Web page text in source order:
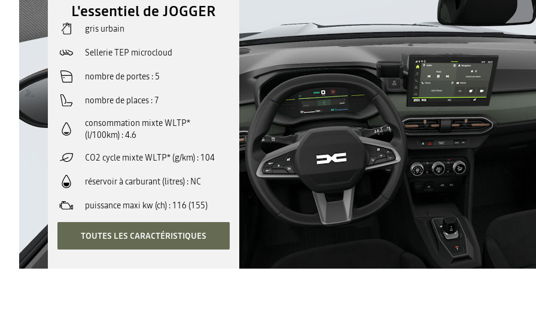
L'essentiel de JOGGER
gris urbain
Sellerie TEP microcloud
nombre de portes 5
nombre de places 7
consommation mixte WLTP*
(l/100km) 4.6
CO2 cycle mixte WLTP* (g/km) 104
réservoir à carburant (litres) NC
puissance maxi kw (ch) 116 (155)
TOUTES LES CARACTÉRISTIQUES